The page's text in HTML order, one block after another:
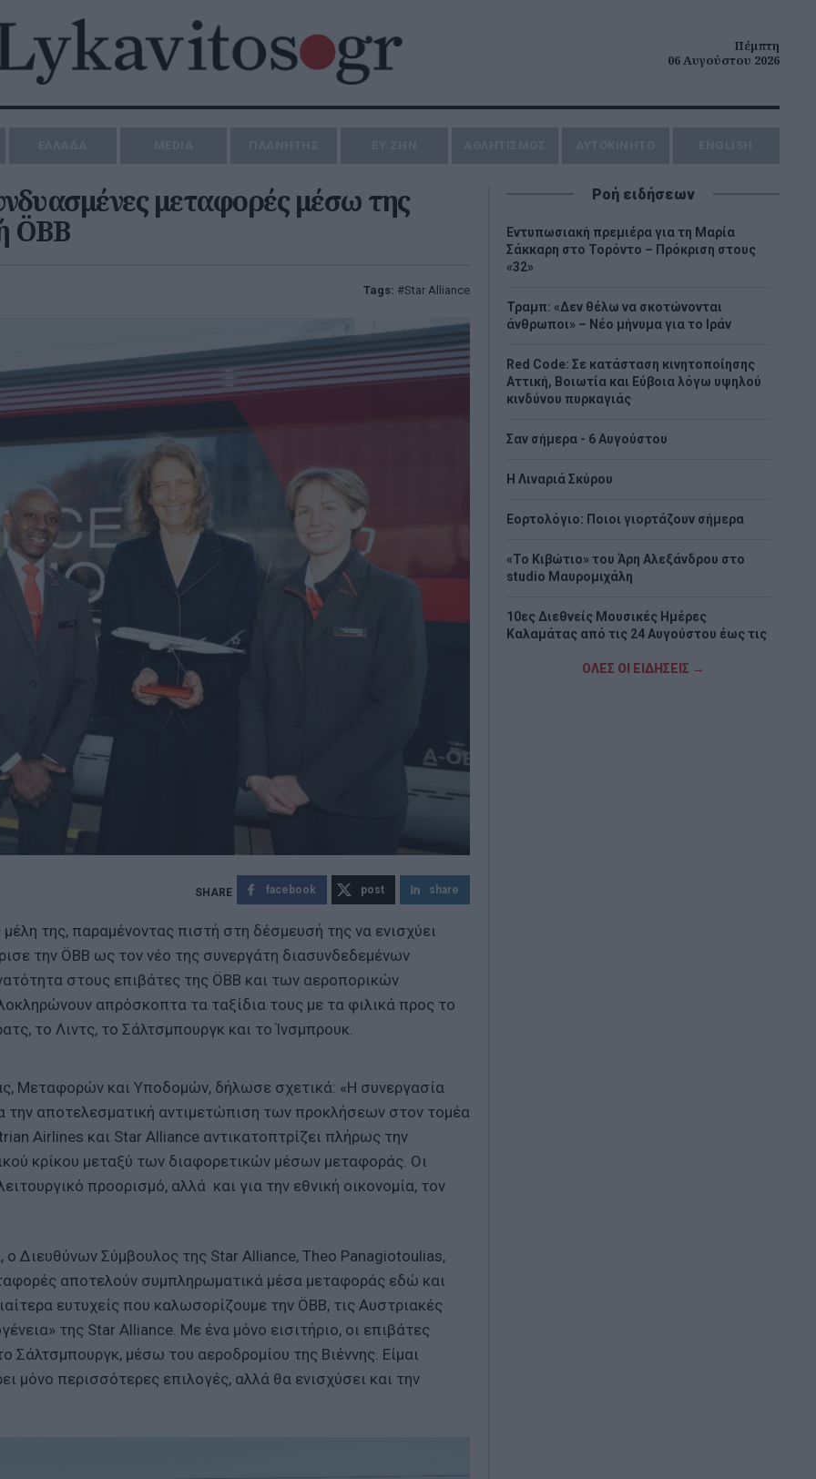
Πέμπτη
06 Αυγούστου 2026
μεταφορές μέσω της
ÖBB
Tags: Star Alliance
facebook post share
της, παραμένοντας πιστή στη δέσμευσή της να ενισχύει
την ÖBB ως τον νέο της συνεργάτη διασυνδεδεμένων
στους επιβάτες της ÖBB και των αεροπορικών
απρόσκοπτα τα ταξίδια τους με τα φιλικά προς το
το Λιντς, το Σάλτσμπουργκ και το Ίνσμπρουκ.
Μεταφορών και Υποδομών, δήλωσε σχετικά: «Η συνεργασία
την αποτελεσματική αντιμετώπιση των προκλήσεων στον τομέα
Airlines και Star Alliance αντικατοπτρίζει πλήρως την
κρίκου μεταξύ των διαφορετικών μέσων μεταφοράς. Οι
προορισμό, αλλά και για την εθνική οικονομία, τον
ο Διευθύνων Σύμβουλος της Star Alliance, Theo Panagiotoulias,
αποτελούν συμπληρωματικά μέσα μεταφοράς εδώ και
ευτυχείς που καλωσορίζουμε την ÖBB, τις Αυστριακές
της Star Alliance. Με ένα μόνο εισιτήριο, οι επιβάτες
μέσω του αεροδρομίου της Βιέννης. Είμαι
μόνο περισσότερες επιλογές, αλλά θα ενισχύσει και την
Ροή ειδήσεων
Εντυπωσιακή πρεμιέρα για τη Μαρία
Σάκκαρη στο Τορόντο – Πρόκριση στους
«32»
Τραμπ: «Δεν θέλω να σκοτώνονται
άνθρωποι» – Νέο μήνυμα για το Ιράν
Red Code: Σε κατάσταση κινητοποίησης
Αττική, Βοιωτία και Εύβοια λόγω υψηλού
κινδύνου πυρκαγιάς
Σαν σήμερα - 6 Αυγούστου
H Λιναριά Σκύρου
Εορτολόγιο: Ποιοι γιορτάζουν σήμερα
«Το Κιβώτιο» του Άρη Αλεξάνδρου στο
studio Μαυρομιχάλη
10ες Διεθνείς Μουσικές Ημέρες
Καλαμάτας από τις 24 Αυγούστου έως τις
ΟΛΕΣ ΟΙ ΕΙΔΗΣΕΙΣ →